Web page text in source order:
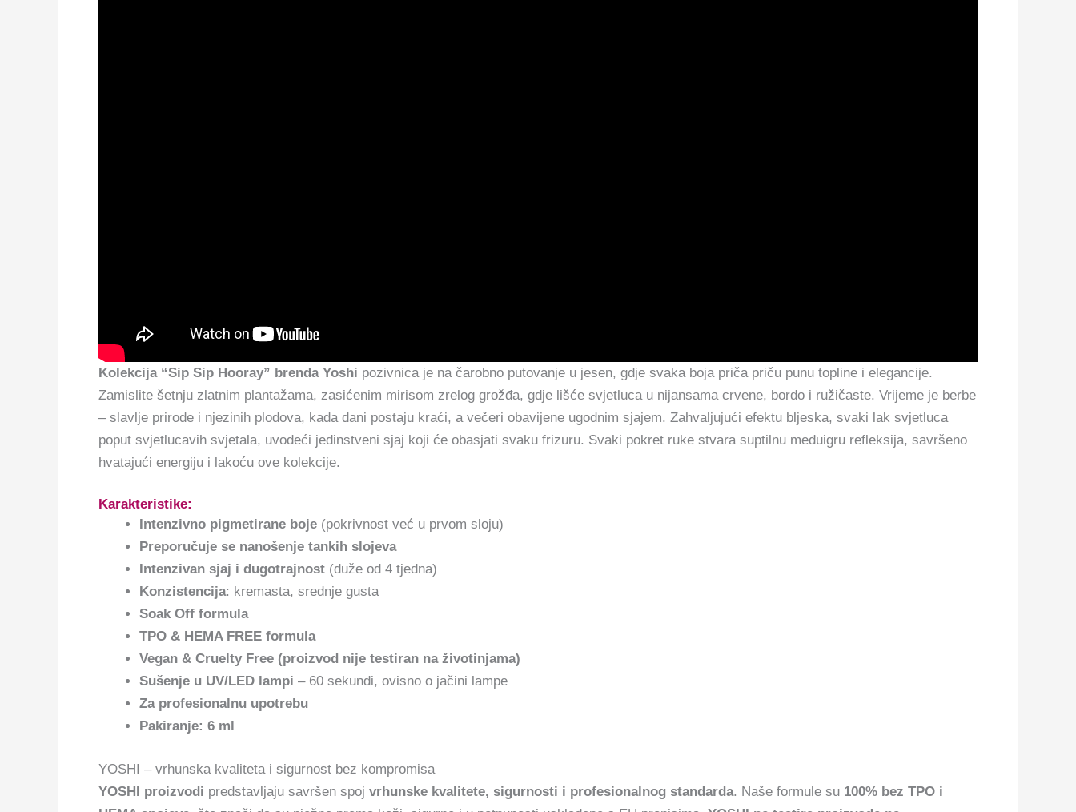
Kolekcija “Sip Sip Hooray” brenda Yoshi pozivnica je na čarobno putovanje u jesen, gdje svaka boja priča priču punu topline i elegancije.
Zamislite šetnju zlatnim plantažama, zasićenim mirisom zrelog grožđa, gdje lišće svjetluca u nijansama crvene, bordo i ružičaste. Vrijeme je berbe
– slavlje prirode i njezinih plodova, kada dani postaju kraći, a večeri obavijene ugodnim sjajem. Zahvaljujući efektu bljeska, svaki lak svjetluca
poput svjetlucavih svjetala, uvodeći jedinstveni sjaj koji će obasjati svaku frizuru. Svaki pokret ruke stvara suptilnu međuigru refleksija, savršeno
hvatajući energiju i lakoću ove kolekcije.
Karakteristike:
Intenzivno pigmetirane boje (pokrivnost već u prvom sloju)
Preporučuje se nanošenje tankih slojeva
Intenzivan sjaj i dugotrajnost (duže od 4 tjedna)
Konzistencija: kremasta, srednje gusta
Soak Off formula
TPO & HEMA FREE formula
Vegan & Cruelty Free (proizvod nije testiran na životinjama)
Sušenje u UV/LED lampi – 60 sekundi, ovisno o jačini lampe
Za profesionalnu upotrebu
Pakiranje: 6 ml
YOSHI – vrhunska kvaliteta i sigurnost bez kompromisa
YOSHI proizvodi predstavljaju savršen spoj vrhunske kvalitete, sigurnosti i profesionalnog standarda. Naše formule su 100% bez TPO i